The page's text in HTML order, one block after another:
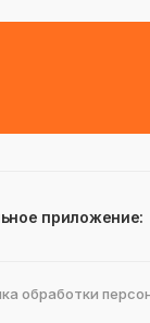
приложение:
обработки